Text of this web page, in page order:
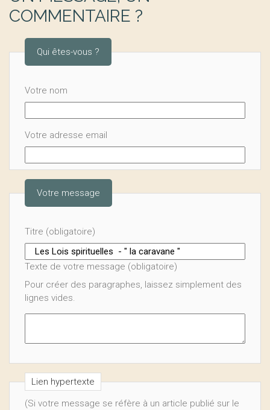
COMMENTAIRE ?
Qui êtes-vous ?
Votre nom
Votre adresse email
Votre message
Titre (obligatoire)
Texte de votre message (obligatoire)
Pour créer des paragraphes, laissez simplement des
lignes vides.
Lien hypertexte
(Si votre message se réfère à un article publié sur le